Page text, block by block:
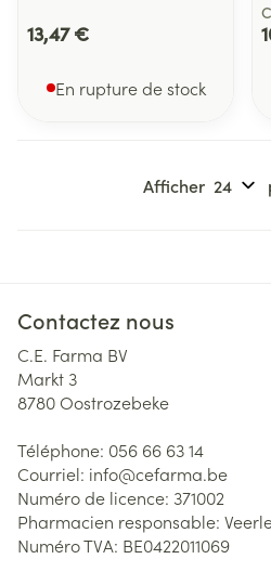
13,47 €
En rupture de stock
Afficher
Contactez nous
C.E. Farma BV
Markt 3
8780Oostrozebeke
Téléphone: 056 66 63 14
Courriel: info@cefarma.be
Numéro de licence: 371002
Pharmacien responsable:
Numéro TVA: BE0422011069